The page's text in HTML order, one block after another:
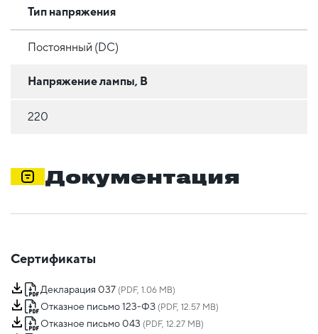
Тип напряжения
Постоянный (DC)
Напряжение лампы, В
220
Документация
Сертификаты
Декларация 037 (PDF, 1.06 MB)
Отказное письмо 123-ФЗ (PDF, 12.57 MB)
Отказное письмо 043 (PDF, 12.27 MB)